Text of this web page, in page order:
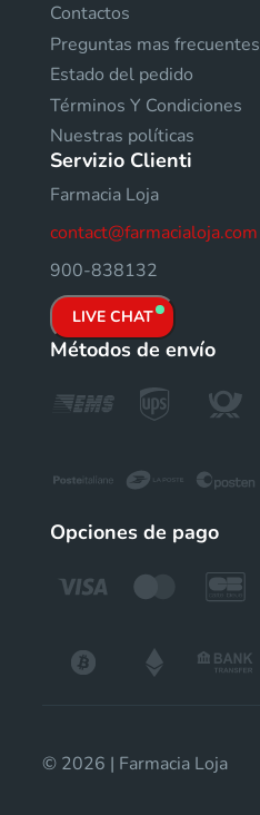
Contactos
Preguntas mas frecuentes
Estado del pedido
Términos Y Condiciones
Nuestras políticas
Servizio Clienti
Farmacia Loja
contact@farmacialoja.com
900-838132
LIVE CHAT
Métodos de envío
Opciones de pago
© 2026 | Farmacia Loja